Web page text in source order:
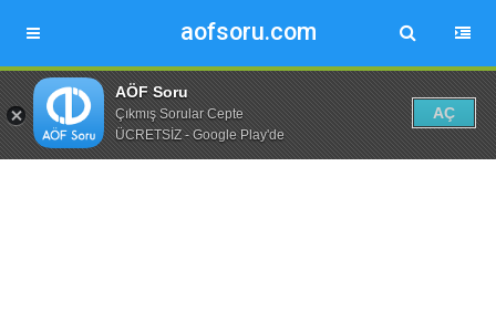
aofsoru.com
AÖF Soru
Çıkmış Sorular Cepte
ÜCRETSİZ - Google Play'de
AÇ